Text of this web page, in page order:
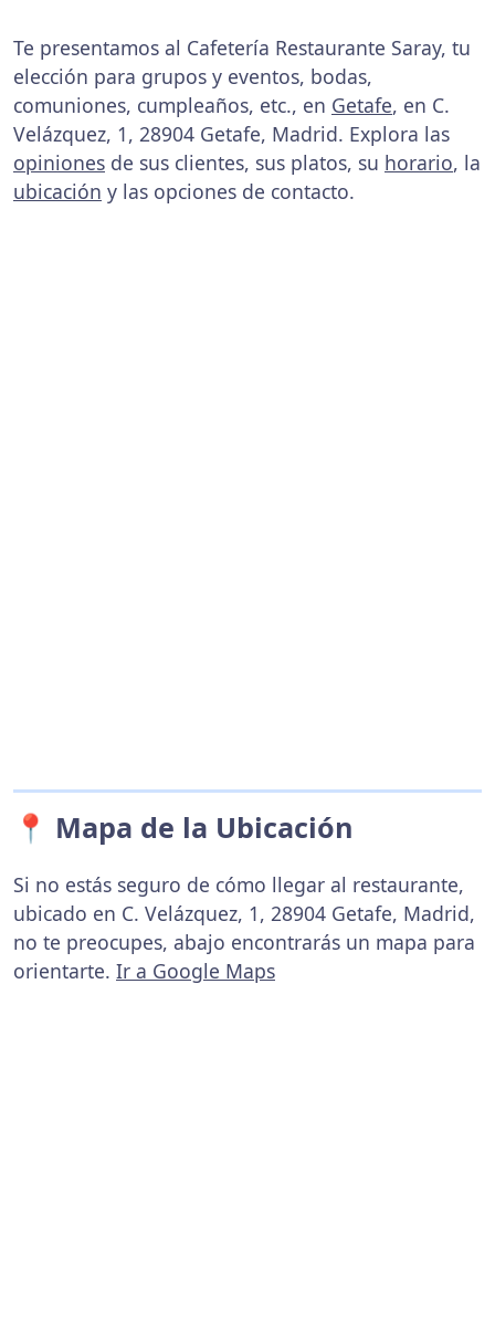
Te presentamos al Cafetería Restaurante Saray, tu
elección para grupos y eventos, bodas,
comuniones, cumpleaños, etc., en Getafe, en C.
Velázquez, 1, 28904 Getafe, Madrid. Explora las
opiniones de sus clientes, sus platos, su horario, la
ubicación y las opciones de contacto.
📍 Mapa de la Ubicación
Si no estás seguro de cómo llegar al restaurante,
ubicado en C. Velázquez, 1, 28904 Getafe, Madrid,
no te preocupes, abajo encontrarás un mapa para
orientarte. Ir a Google Maps